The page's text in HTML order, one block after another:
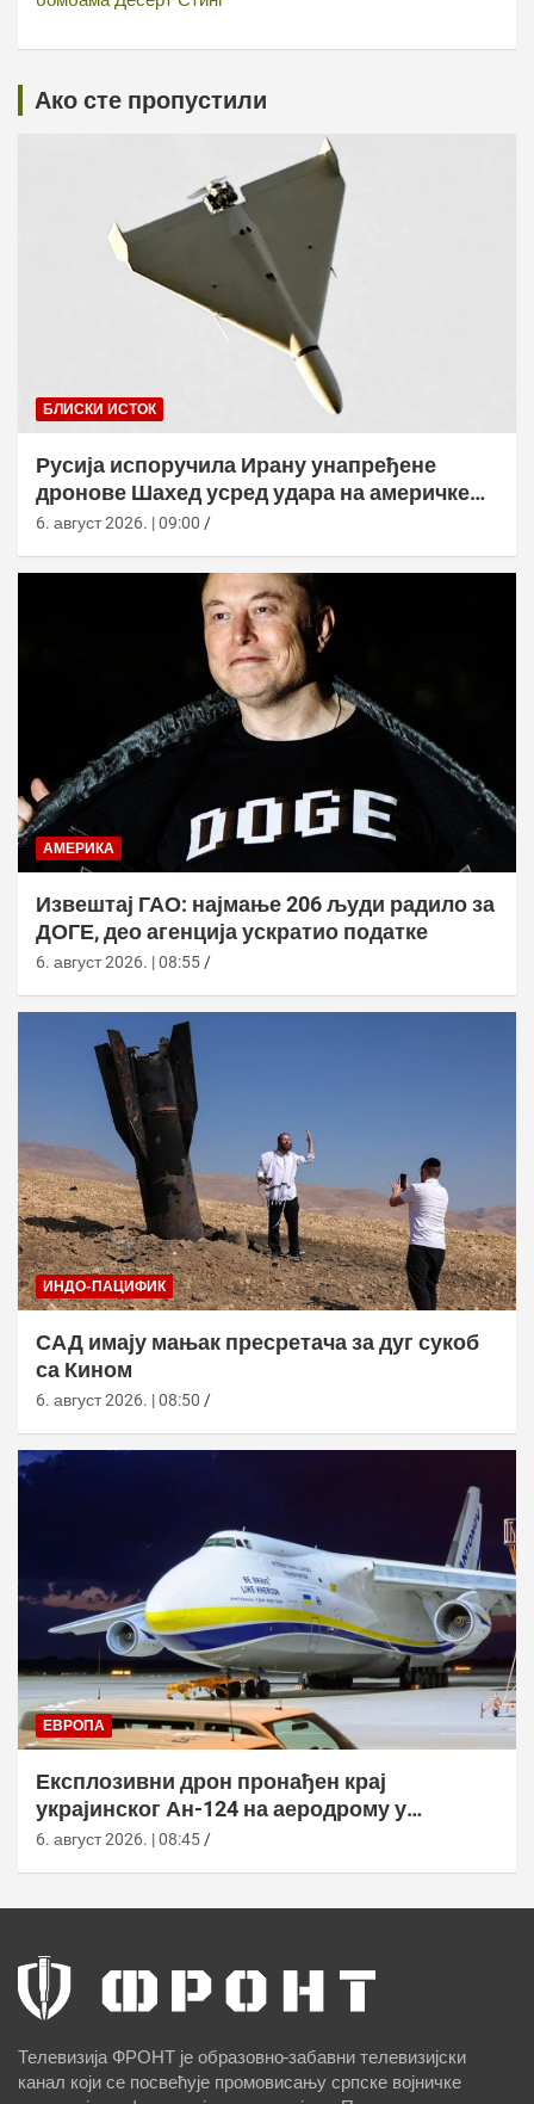
Ако сте пропустили
БЛИСКИ ИСТОК
Русија испоручила Ирану унапређене
дронове Шахед усред удара на америчке
базе
6. август 2026. | 09:00
АМЕРИКА
Извештај ГАО: најмање 206 људи радило за
ДОГЕ, део агенција ускратио податке
6. август 2026. | 08:55
ИНДО-ПАЦИФИК
САД имају мањак пресретача за дуг сукоб
са Кином
6. август 2026. | 08:50
ЕВРОПА
Експлозивни дрон пронађен крај
украјинског Ан-124 на аеродрому у
Лајпцигу
6. август 2026. | 08:45
Телевизија ФРОНТ је образовно-забавни телевизијски
канал који се посвећује промовисању српске војничке